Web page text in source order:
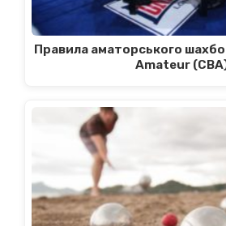
Правила аматорського
Amateur